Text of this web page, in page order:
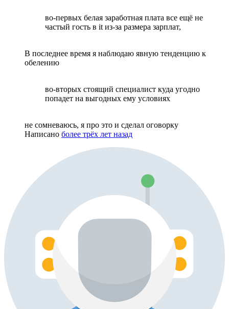
во-первых белая заработная плата все ещё не
частый гость в it из-за размера зарплат,
В последнее время я наблюдаю явную тенденцию к
обелению
во-вторых стоящий специалист куда угодно
попадет на выгодных ему условиях
не сомневаюсь, я про это и сделал оговорку
Написано более трёх лет назад